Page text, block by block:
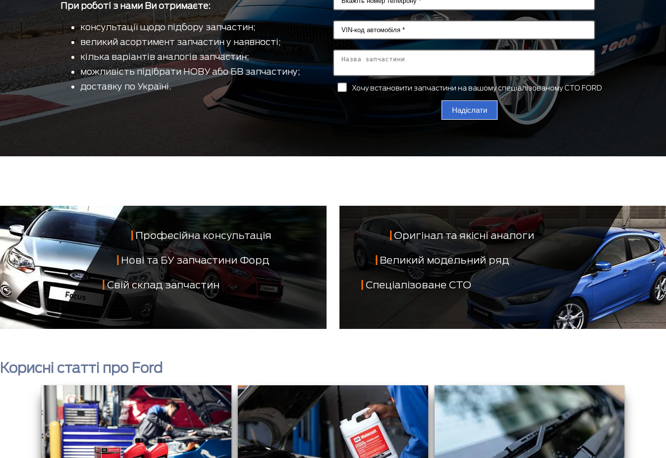
При роботі з нами Ви отримаєте:
консультації щодо підбору запчастин;
великий асортимент запчастин у наявності;
кілька варіантів аналогів запчастин;
можливість підібрати НОВУ або БВ запчастину;
доставку по Україні.
Хочу встановити запчастини на вашому спеціалізованому СТО FORD
Надіслати
Професійна консультація
Нові та БУ запчастини Форд
Свій склад запчастин
Оригінал та якісні аналоги
Великий модельний ряд
Спеціалізоване СТО
Корисні статті про Ford